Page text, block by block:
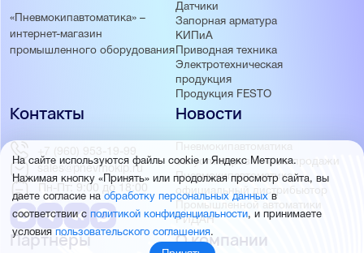
«Пневмокипавтоматика» –
интернет-магазин
промышленного оборудования
Датчики
Запорная арматура
КИПиА
Приводная техника
Электротехническая
продукция
Продукция FESTO
Новости
Пневмокипавтоматика
запустила розничные продажи
Пневмокипавтоматика –
официальный дистрибьютор
Промышленной автоматики
РИДАН
Партнёры О компании
Контакты
+7 (960) 953-19-99
sales@pnevmokip.ru
Пн-Пт: 9:00 до 18:00
На сайте используются файлы cookie и Яндекс Метрика.
Нажимая кнопку «Принять» или продолжая просмотр сайта, вы
даете согласие наобработку персональных данных в
соответствии с политикой конфиденциальности, и принимаете
условия пользовательского соглашения.